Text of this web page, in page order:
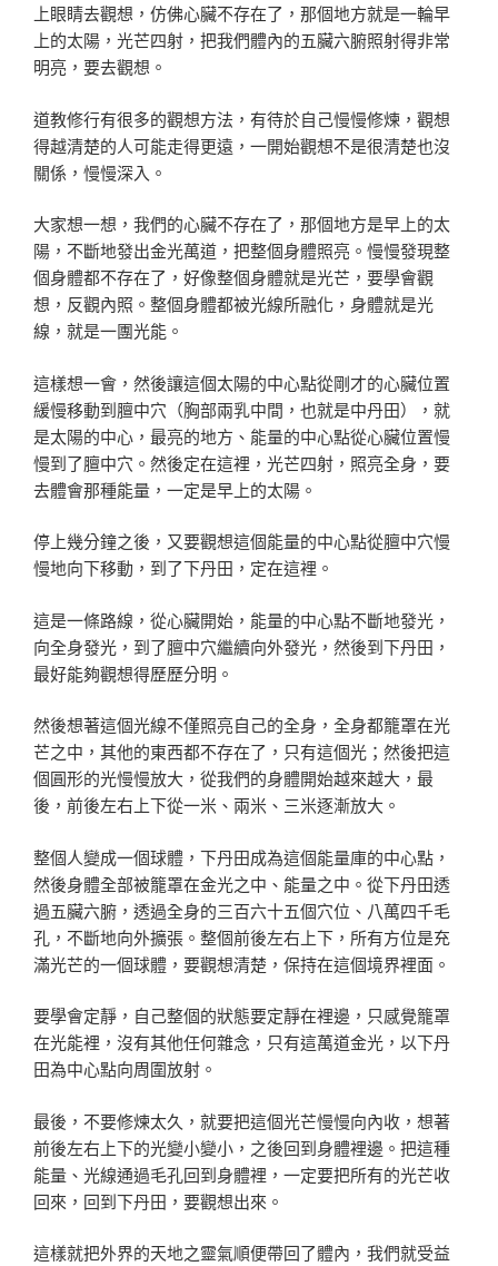
上眼睛去觀想，仿佛心臟不存在了，那個地方就是一輪早
上的太陽，光芒四射，把我們體內的五臟六腑照射得非常
明亮，要去觀想。
道教修行有很多的觀想方法，有待於自己慢慢修煉，觀想
得越清楚的人可能走得更遠，一開始觀想不是很清楚也沒
關係，慢慢深入。
大家想一想，我們的心臟不存在了，那個地方是早上的太
陽，不斷地發出金光萬道，把整個身體照亮。慢慢發現整
個身體都不存在了，好像整個身體就是光芒，要學會觀
想，反觀內照。整個身體都被光線所融化，身體就是光
線，就是一團光能。
這樣想一會，然後讓這個太陽的中心點從剛才的心臟位置
緩慢移動到膻中穴（胸部兩乳中間，也就是中丹田），就
是太陽的中心，最亮的地方、能量的中心點從心臟位置慢
慢到了膻中穴。然後定在這裡，光芒四射，照亮全身，要
去體會那種能量，一定是早上的太陽。
停上幾分鐘之後，又要觀想這個能量的中心點從膻中穴慢
慢地向下移動，到了下丹田，定在這裡。
這是一條路線，從心臟開始，能量的中心點不斷地發光，
向全身發光，到了膻中穴繼續向外發光，然後到下丹田，
最好能夠觀想得歷歷分明。
然後想著這個光線不僅照亮自己的全身，全身都籠罩在光
芒之中，其他的東西都不存在了，只有這個光；然後把這
個圓形的光慢慢放大，從我們的身體開始越來越大，最
後，前後左右上下從一米、兩米、三米逐漸放大。
整個人變成一個球體，下丹田成為這個能量庫的中心點，
然後身體全部被籠罩在金光之中、能量之中。從下丹田透
過五臟六腑，透過全身的三百六十五個穴位、八萬四千毛
孔，不斷地向外擴張。整個前後左右上下，所有方位是充
滿光芒的一個球體，要觀想清楚，保持在這個境界裡面。
要學會定靜，自己整個的狀態要定靜在裡邊，只感覺籠罩
在光能裡，沒有其他任何雜念，只有這萬道金光，以下丹
田為中心點向周圍放射。
最後，不要修煉太久，就要把這個光芒慢慢向內收，想著
前後左右上下的光變小變小，之後回到身體裡邊。把這種
能量、光線通過毛孔回到身體裡，一定要把所有的光芒收
回來，回到下丹田，要觀想出來。
這樣就把外界的天地之靈氣順便帶回了體內，我們就受益